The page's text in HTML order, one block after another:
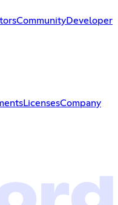
CommunityDeveloper
LicensesCompany